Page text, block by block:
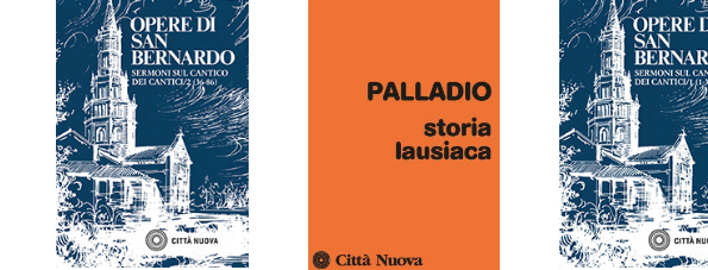
AGGIUNGI AL
CARRELLO CARRELLO
AGGIUNGI AL
CARRELLO